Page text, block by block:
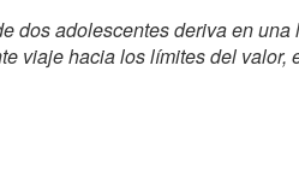
dos adolescentes deriva en
viaje hacia los límites del valor,